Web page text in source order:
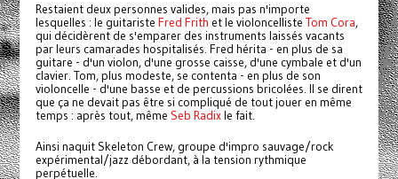
Restaient deux personnes valides, mais pas n'importe
lesquelles : le guitariste Fred Frith et le violoncelliste Tom Cora,
qui décidèrent de s'emparer des instruments laissés vacants
par leurs camarades hospitalisés. Fred hérita - en plus de sa
guitare - d'un violon, d'une grosse caisse, d'une cymbale et d'un
clavier. Tom, plus modeste, se contenta - en plus de son
violoncelle - d'une basse et de percussions bricolées. Il se dirent
que ça ne devait pas être si compliqué de tout jouer en même
temps : après tout, même Seb Radixle fait.
Ainsi naquit Skeleton Crew, groupe d'impro sauvage/rock
expérimental/jazz débordant, à la tension rythmique
perpétuelle.